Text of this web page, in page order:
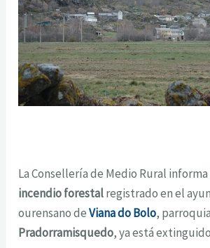
La Consellería de Medio Rural
incendio forestalregistrado en el
ourensano deViana do Bolo,
Pradorramisquedo, ya está